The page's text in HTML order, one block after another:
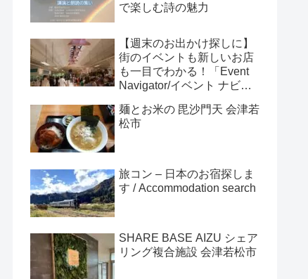
で楽しむ詩の魅力
【週末のお出かけ探しに】
街のイベントも新しいお店
も一目でわかる！「Event
Navigator/イベント ナビゲ
麺とお米の 毘沙門天 会津若
松市
旅コン – 日本のお宿探しま
す / Accommodation search
SHARE BASE AIZU シェア
リング複合施設 会津若松市